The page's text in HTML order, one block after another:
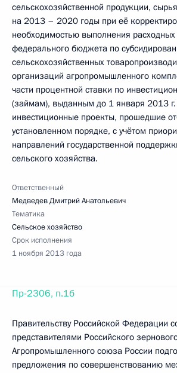
сельскохозяйственной продукции,
на 2013 – 2020 годы при её
необходимостью выполнения расходных
федерального бюджета по
сельскохозяйственных
организаций агропромышленного
части процентной ставки по
(займам), выданным до 1 января 2013
инвестиционные проекты, прошедшие
установленном порядке, с учётом
направлений государственной
сельского хозяйства.
Ответственный
Медведев Дмитрий Анатольевич
Тематика
Сельское хозяйство
Срок исполнения
1 ноября 2013 года
Пр-2306, п.1б
Правительству Российской Федерации
представителями Российского
Агропромышленного союза России
предложения по совершенствованию